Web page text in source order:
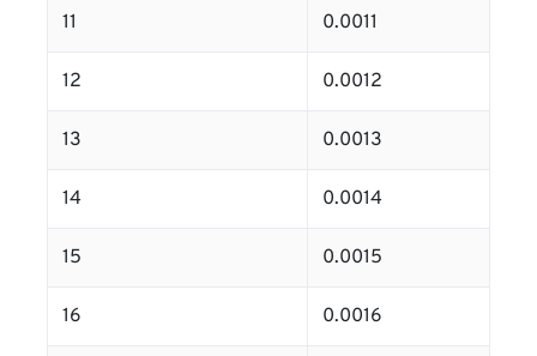
11 0.0011
12 0.0012
13 0.0013
14 0.0014
15 0.0015
16 0.0016